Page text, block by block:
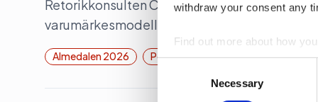
withdraw your consent any
Find out more about how
information about your use
Consent
Necessary
Retorikkonsulten Camilla Eriksson
varumärkesmodell Field of Meaning. Först ut
Almedalen 2026 Politik